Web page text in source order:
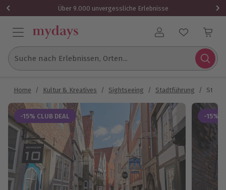
Über 9.000 unvergessliche Erlebnisse
Benutzerkonto
Suche nach Erlebnissen, Orten...
Home / Kultur & Kreatives / Sightseeing / Stadtführung /
-15% CLUB DEAL -15%